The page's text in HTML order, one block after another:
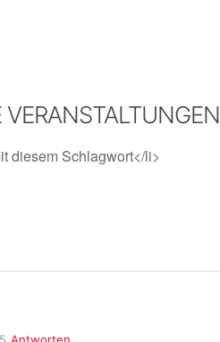
VERANSTALTUNGEN
diesem Schlagwort</li>